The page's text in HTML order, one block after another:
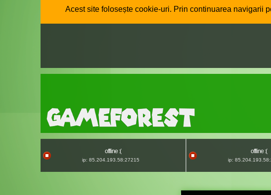
Acest site folosește cookie-uri. Prin continuarea navigarii
offline :(
ip: 85.204.193.58:27215
offline :(
ip: